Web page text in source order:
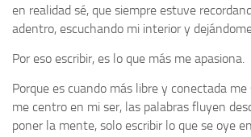
en realidad sé, que siempre estuve
adentro, escuchando mi interior y
Por eso escribir, es lo que más me apasiona.
Porque es cuando más libre y conectada me
me centro en mi ser, las palabras fluyen
poner la mente, solo escribir lo que se oye